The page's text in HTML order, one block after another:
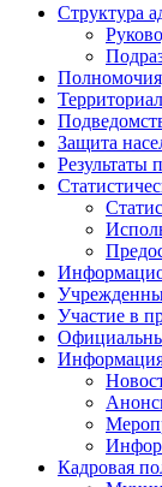
Структура
Защита
Результаты
Участие в
Кадровая